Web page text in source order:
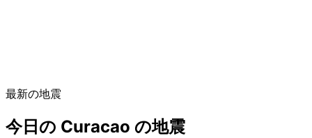
最新の地震
今日の Curacao の地震